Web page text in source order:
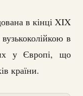
в кінці XIX
в
у Європі, що
країни.